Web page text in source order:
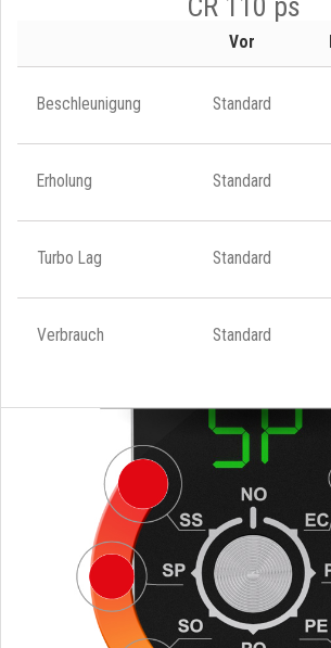
Vor
Beschleunigung Standard
Erholung Standard
Turbo Lag Standard
Verbrauch Standard